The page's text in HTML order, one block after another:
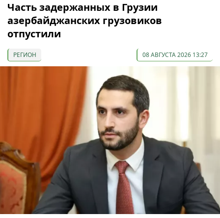
Часть задержанных в Грузии
азербайджанских грузовиков
отпустили
РЕГИОН 08 АВГУСТА 2026 13:27